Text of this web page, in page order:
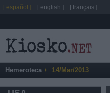
Hemeroteca 14/Mar/2013
[ español ] [ english ] [ français ]